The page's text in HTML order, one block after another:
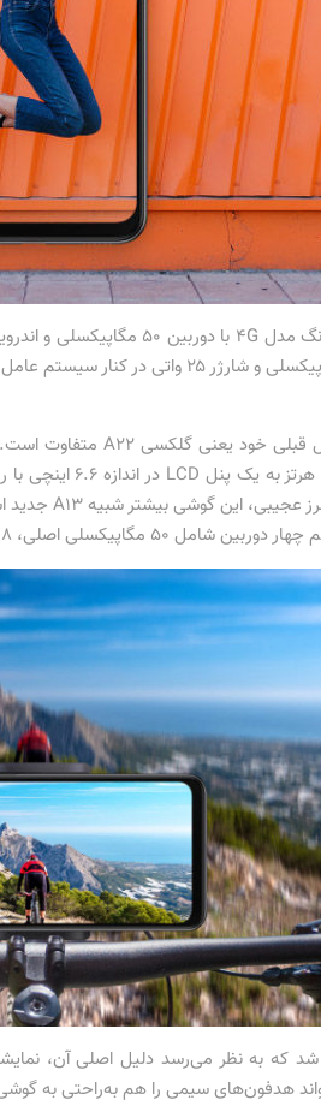
۲ مگاپیکسلی ماکرو و سنجش عمق می‌شوند.
هدفون‌های سیمی را هم به‌راحتی به